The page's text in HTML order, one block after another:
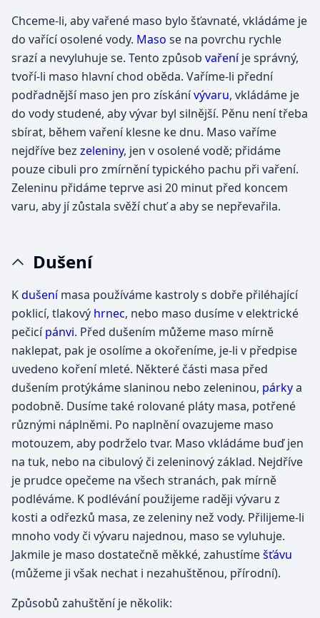
Chceme-li, aby vařené maso bylo šťavnaté, vkládáme je
do vařící osolené vody. Maso se na povrchu rychle
srazí a nevyluhuje se. Tento způsob vařeníje správný,
tvoří-li maso hlavní chod oběda. Vaříme-li přední
podřadnější maso jen pro získánívývaru, vkládáme je
do vody studené, aby vývar byl silnější. Pěnu není třeba
sbírat, během vaření klesne ke dnu. Maso vaříme
nejdříve bez zeleniny, jen v osolené vodě; přidáme
pouze cibuli pro zmírnění typického pachu při vaření.
Zeleninu přidáme teprve asi 20 minut před koncem
varu, aby jí zůstala svěží chuť a aby se nepřevařila.
Dušení
Kdušenímasa používáme kastroly s dobře přiléhající
poklicí, tlakový hrnec, nebo maso dusíme v elektrické
pečicípánvi. Před dušením můžeme maso mírně
naklepat, pak je osolíme a okořeníme, je-li v předpise
uvedeno koření mleté. Některé části masa před
dušením protýkáme slaninou nebo zeleninou, párkya
podobně. Dusíme také rolované pláty masa, potřené
různými náplněmi. Po naplnění ovazujeme maso
motouzem, aby podrželo tvar. Maso vkládáme buď jen
na tuk, nebo na cibulový či zeleninový základ. Nejdříve
je prudce opečeme na všech stranách, pak mírně
podléváme. K podlévání použijeme raději vývaru z
kosti a odřezků masa, ze zeleniny než vody. Přilijeme-li
mnoho vody či vývaru najednou, maso se vyluhuje.
Jakmile je maso dostatečně měkké, zahustímešťávu
(můžeme ji však nechat i nezahuštěnou, přírodní).
Způsobů zahuštění je několik: